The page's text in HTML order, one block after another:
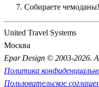
Священное горное
Собираете чемоданы!
United Travel Systems
Москва
Epar Design © 2003-2026.
Политика
Пользовательское